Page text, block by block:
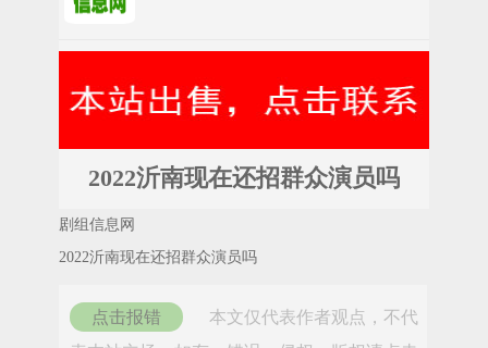
2022沂南现在还招群众演员吗
剧组信息网
2022沂南现在还招群众演员吗
点击报错
本文仅代表作者观点，不代